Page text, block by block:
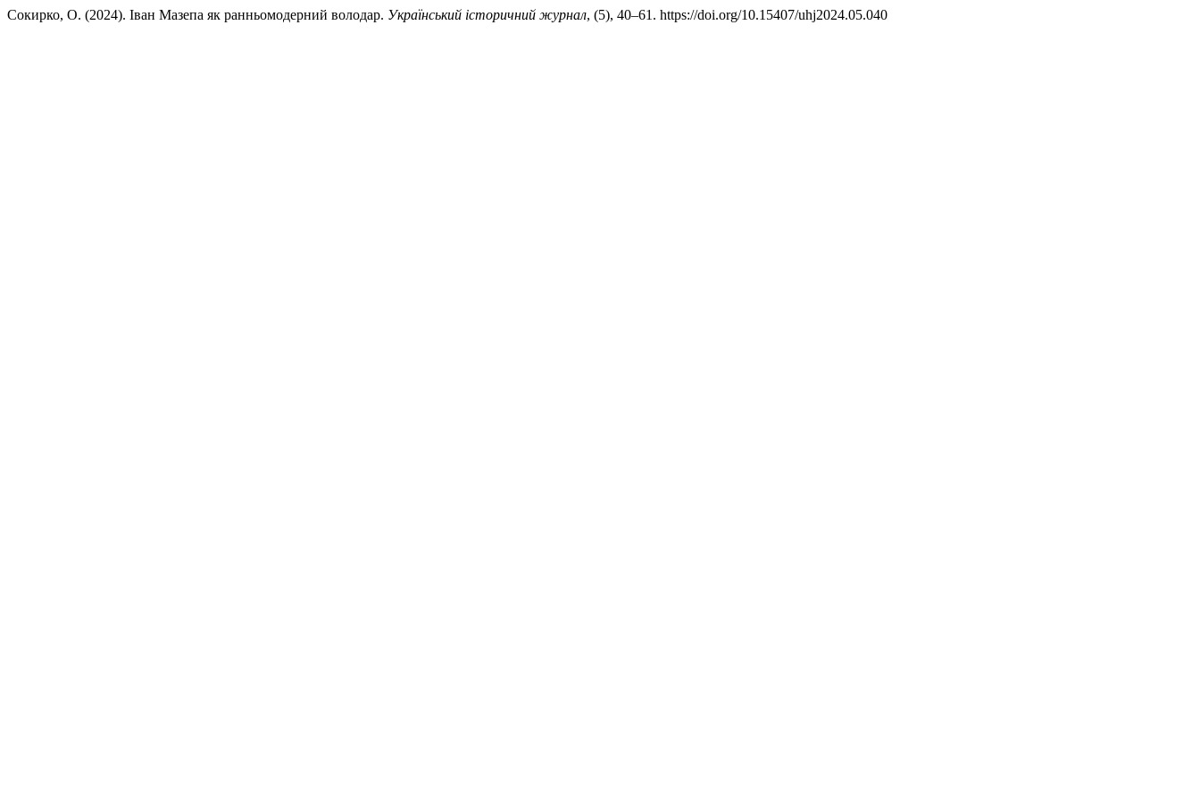
Сокирко, О. (2024). Іван Мазепа як ранньомодерний володар. Український історичний журнал, (5), 40–61. https://doi.org/10.15407/uhj2024.05.040